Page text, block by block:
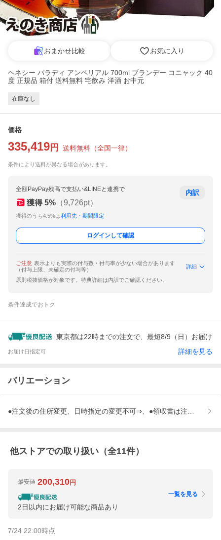
おまかせ比較 お気に入り
ヘネシー パラディ アンペリアル 700ml ブランデー コニャック 40
度 正規品 箱付 送料無料 宅飲み 洋酒 お中元
在庫なし
価格
335,419 円 送料無料 （全国一律）
条件により送料が異なる場合があります。
全額PayPay残高で支払い&LINEと連携で
獲得 5% （9,726pt）
獲得のうち4.5%は利用先・期間限定
内訳
ログインして確認
ご注意 表示よりも実際の付与数・付与率が少ない場合があります
（付与上限、未確定の付与等）
詳細
原則税抜価格が対象です。特典詳細は内訳でご確認ください。
条件達成でおトク
東京都は22時までの注文で、最短8/9（日）お届け
お届け日指定可 詳細を見る
バリエーション
●注文後の住所変更、日時指定の変更不可⇒、●領収書は注文履歴
他ストアでの取り扱い（全11件）
最安値 200,310円
2日以内にお届け可能な商品あり
一覧を見る
7/24 22:00時点